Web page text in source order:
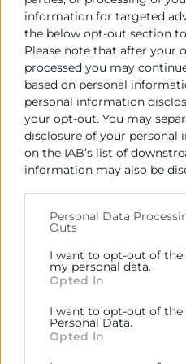
information for targeted
the below opt-out section
Please note that after your
processed you may
based on personal
personal information
your opt-out. You may
disclosure of your
on the IAB’s list of
information may also be
Please note that this
Google services and may
including but not limited
behaviour. You may click
below specified purposes
section.
Personal Data
Outs
I want to opt-out of the
my personal data.
Opted In
I want to opt-out of the
Personal Data.
Opted In
Automatización de
Virtuales
Asistentes como
Automatización
Práctica en
Automatización
Evaluación y
Multimodalidad y
Virtuales
Asistentes
Multiagentes
Multimodales
Transformación